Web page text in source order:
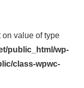
on value of type
public_html/wp-
class-wpwc-